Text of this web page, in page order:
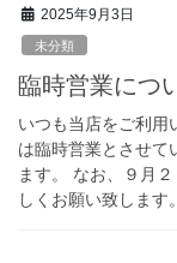
2025年9月3日
未分類
臨時営業につ
いつも当店をご利用
は臨時営業とさせて
ます。 なお、９月
しくお願い致します。